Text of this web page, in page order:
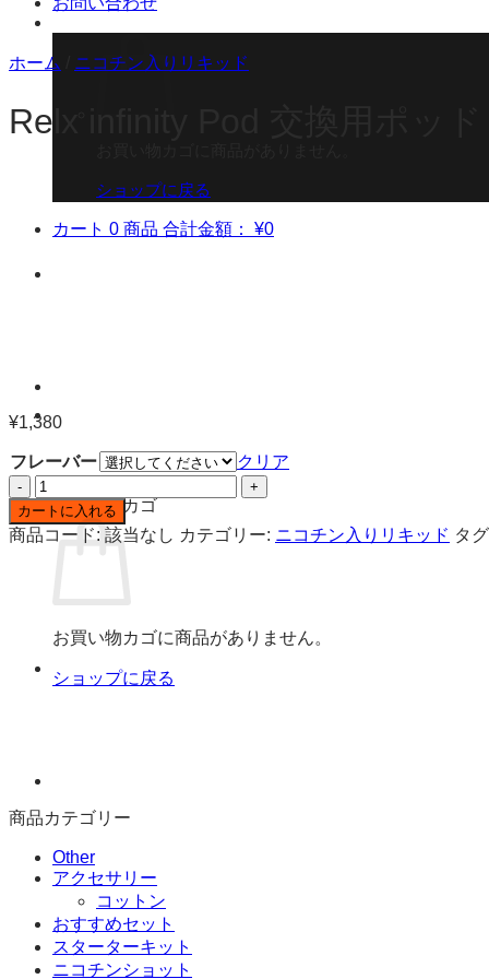
ショップに戻る
カート 0 商品 合計金額： ¥0
お買い物カゴ
お買い物カゴに商品がありません。
ショップに戻る
ホーム ニコチン入りリキッド
Relx infinity Pod 交換用ポッ
¥1,380
フレーバー
クリア
Relx
infinity
Pod
交
2ml
1
個
個
カートに入れる
商品コード: 該当なし カテゴリー: ニコチン入りリキッド タ
商品カテゴリー
Other
アクセサリー
コットン
おすすめセット
スターターキット
ニコチンショット